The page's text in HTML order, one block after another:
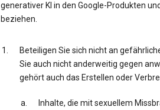
generativer KI in den Google-Produkten
beziehen.
Beteiligen Sie sich nicht an
Sie auch nicht anderweitig gegen
gehört auch das Erstellen oder
Inhalte, die mit sexuellem